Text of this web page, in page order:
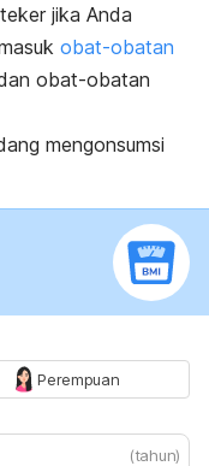
jika Anda
obat-obatan
obat-obatan
mengonsumsi
Perempuan
(tahun)